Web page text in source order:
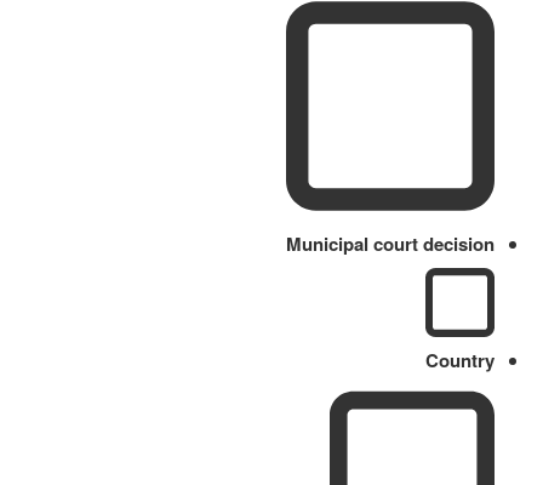
Municipal court decision
Country